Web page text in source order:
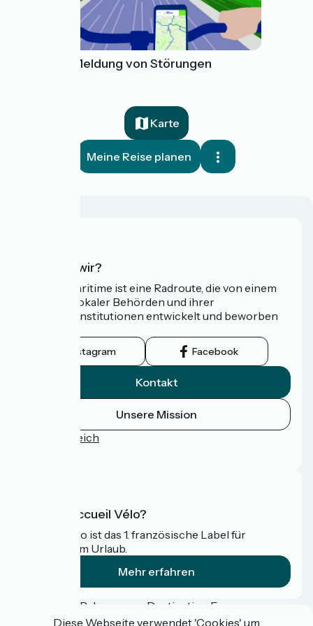
Tool zur Meldung von Störungen
Karte
Meine Reise planen
Wer sind wir?
Die Vélomaritime ist eine Radroute, die von einem
Netzwerk lokaler Behörden und ihrer
Tourismusinstitutionen entwickelt und beworben
Instagram Facebook
Kontakt
Unsere Mission
Pressebereich
Was ist Accueil Vélo?
Accueil Vélo ist das 1. französische Label für
Radfahrer im Urlaub.
Mehr erfahren
Gefördert im Rahmen von Destination France
Diese Webseite verwendet 'Cookies' um